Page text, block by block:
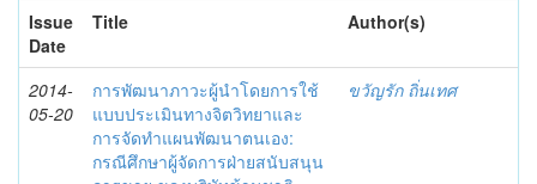
Issue
Date
Title Author(s)
2014-
05-20
การพัฒนาภาวะผู้นำโดยการใช้
แบบประเมินทางจิตวิทยาและ
การจัดทำแผนพัฒนาตนเอง:
กรณีศึกษาผู้จัดการฝ่ายสนับสนุน
ขวัญรัก ถิ่นเทศ